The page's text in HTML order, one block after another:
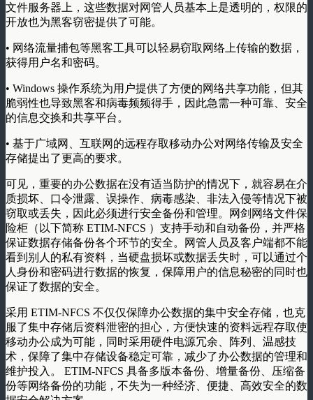
文件服务器上，这些数据对网管人员基本上是透明的，权限的
开放也为黑客窃密提供了可能。
• 网络流量捕包等黑客工具可以轻易窃取网络上传输的数据，
获得用户名和密码。
• Windows 操作系统为用户提供了方便的网络共享功能，但其
脆弱性也导致黑客和病毒频频得手，因此急需一种可靠、安全
的信息交换和共享平台。
• 基于广域网、互联网的远程存取移动办公对网络传输及安全
存储提出了更高的要求。
可见，重要的办公数据在没有适当防护的情况下，就容易在介
质损坏、口令泄露、误操作、病毒感染、非法入侵等情况下被
窃取或丢失，因此必须进行安全备份和管理。网剑网络文件保
险柜（以下简称 ETIM-NFCS ）支持手动和自动备份，并严格
保证数据存储备份各个环节的安全。网管人员及客户端都不能
看到别人的私有资料，当硬盘损坏或数据丢失时，可以通过个
人身份和密码进行数据的恢复，保障用户的信息秘密的同时也
保证了数据的安全。
采用 ETIM-NFCS 不仅仅保障办公数据的集中安全存储，也克
服了集中存储后资料泄密的担心，方便快速的资料远程存取使
移动办公成为可能，同时采用硬件电源冗余、阵列、温感技
术，保障了集中存储设备稳定可靠，减少了办公数据的管理和
维护投入。 ETIM-NFCS 具备多版本备份、增量备份、压缩备
份等网络备份的功能，不失为一种经济、便捷、高效安全的数